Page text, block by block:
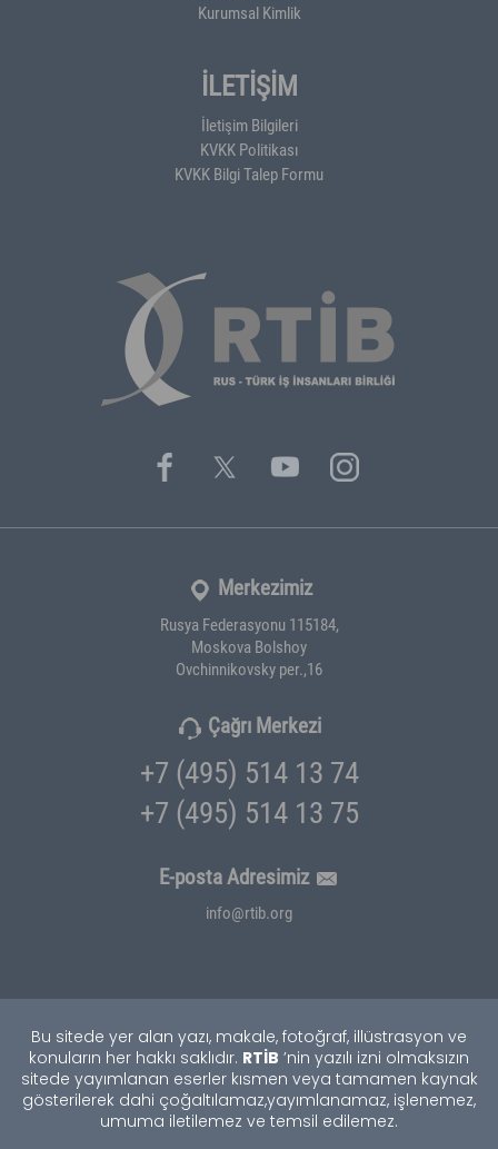
Kurumsal Kimlik
İLETİŞİM
İletişim Bilgileri
KVKK Politikası
KVKK Bilgi Talep Formu
Merkezimiz
Rusya Federasyonu 115184,
Moskova Bolshoy
Ovchinnikovsky per.,16
Çağrı Merkezi
+7 (495) 514 13 74
+7 (495) 514 13 75
E-posta Adresimiz
info@rtib.org
Bu sitede yer alan yazı, makale, fotoğraf, illüstrasyon ve
konuların her hakkı saklıdır. RTİB ’nin yazılı izni olmaksızın
sitede yayımlanan eserler kısmen veya tamamen kaynak
gösterilerek dahi çoğaltılamaz,yayımlanamaz, işlenemez,
umuma iletilemez ve temsil edilemez.